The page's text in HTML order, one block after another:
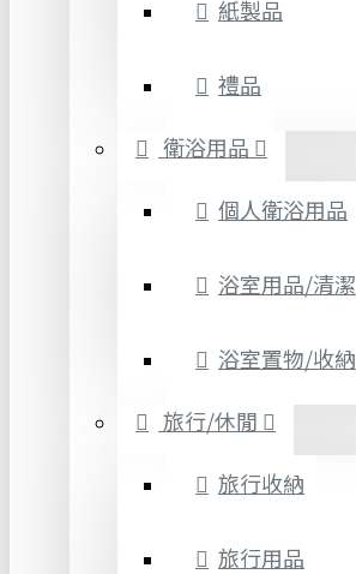
紙製品
禮品
衛浴用品
個人衛浴用品
浴室用品/清潔
浴室置物/收納
旅行/休閒
旅行收納
旅行用品